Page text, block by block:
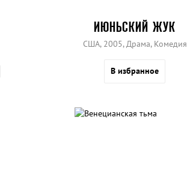
ИЮНЬСКИЙ ЖУК
США, 2005, Драма, Комедия
В избранное